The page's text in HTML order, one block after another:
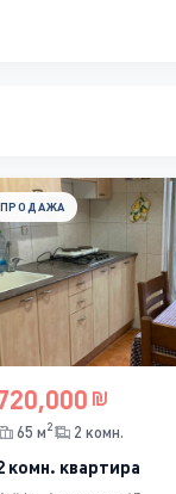
ПРОДАЖА
65 м2 2 комн.
комн. квартира